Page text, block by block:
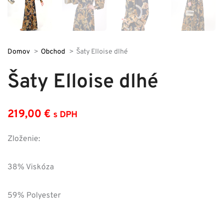
Domov Obchod Šaty Elloise dlhé
Šaty Elloise dlhé
219,00 € s DPH
Zloženie:
38% Viskóza
59% Polyester